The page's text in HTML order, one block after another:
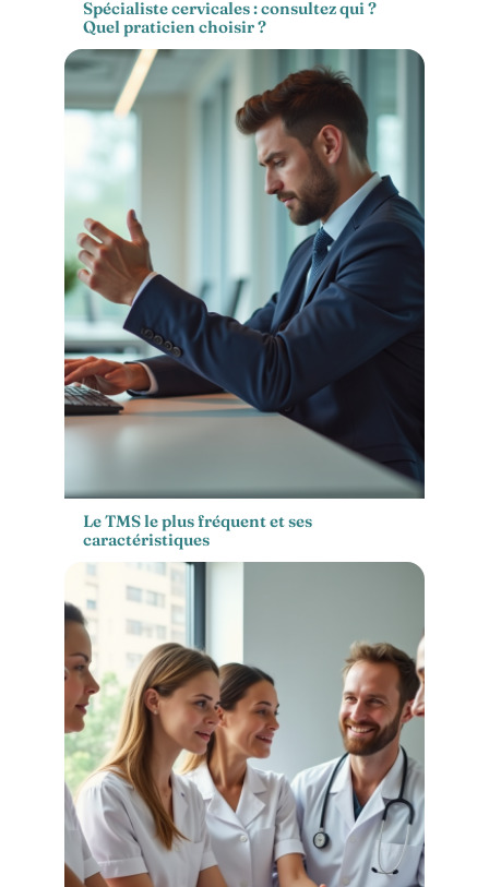
Spécialiste cervicales : consultez qui ?
Quel praticien choisir ?
Le TMS le plus fréquent et ses
caractéristiques